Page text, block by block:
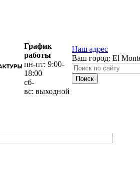
График
работы
пн-пт: 9:00-
18:00
сб-
вс: выходной
Наш адрес
Ваш город: El